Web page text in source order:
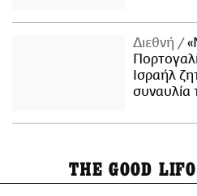
Διεθνή
Ισραήλ
συναυλία
THE GOOD LIFO